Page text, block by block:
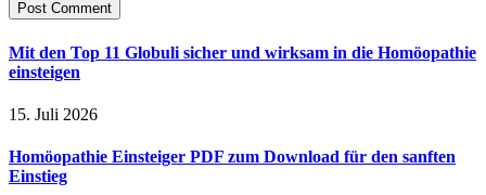
Mit den Top 11 Globuli sicher und wirksam in die Homöopathie
einsteigen
15. Juli 2026
Homöopathie Einsteiger PDF zum Download für den sanften
Einstieg